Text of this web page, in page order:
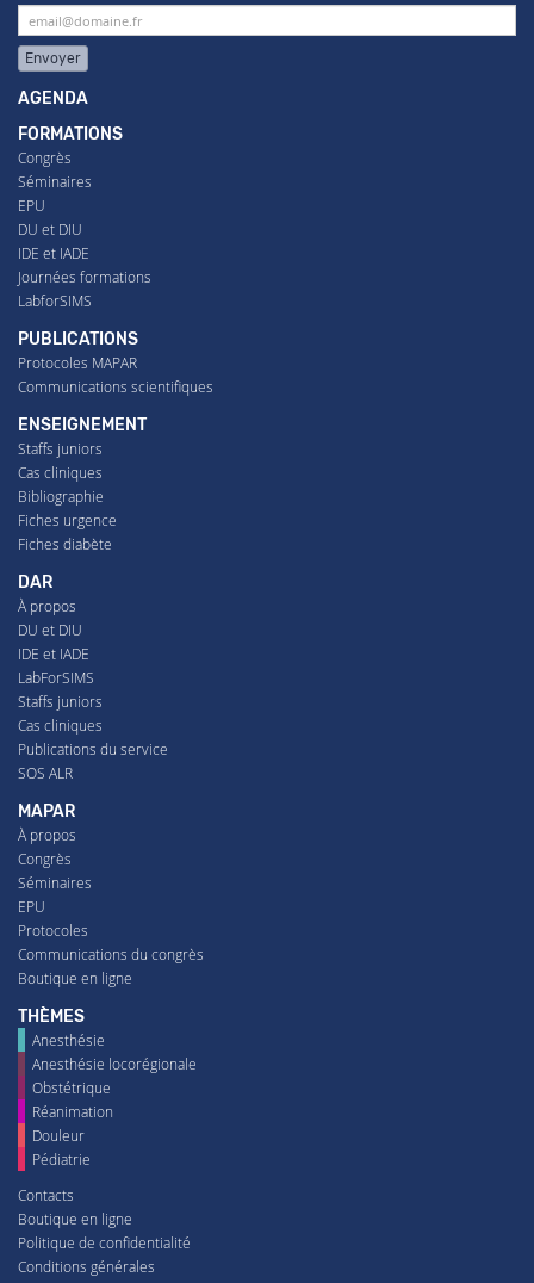
Envoyer
AGENDA
FORMATIONS
Congrès
Séminaires
EPU
DU et DIU
IDE et IADE
Journées formations
LabforSIMS
PUBLICATIONS
Protocoles MAPAR
Communications scientifiques
ENSEIGNEMENT
Staffs juniors
Cas cliniques
Bibliographie
Fiches urgence
Fiches diabète
DAR
À propos
DU et DIU
IDE et IADE
LabForSIMS
Staffs juniors
Cas cliniques
Publications du service
SOS ALR
MAPAR
À propos
Congrès
Séminaires
EPU
Protocoles
Communications du congrès
Boutique en ligne
THÈMES
Anesthésie
Anesthésie locorégionale
Obstétrique
Réanimation
Douleur
Pédiatrie
Contacts
Boutique en ligne
Politique de confidentialité
Conditions générales